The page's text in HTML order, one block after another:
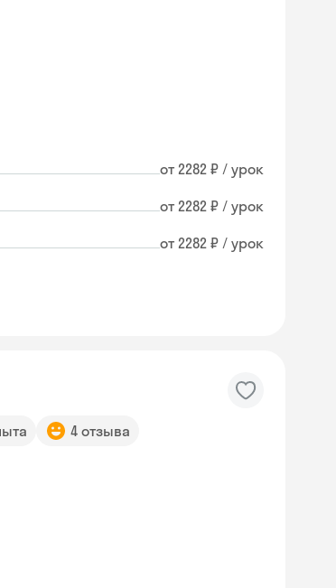
от 2282 ₽ / урок
от 2282 ₽ / урок
от 2282 ₽ / урок
4 отзыва